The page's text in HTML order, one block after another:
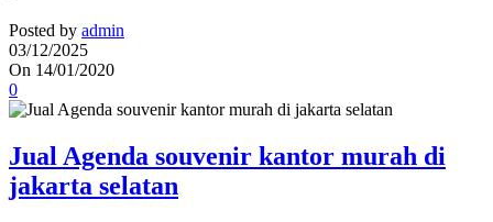
Posted by admin
03/12/2025
On 14/01/2020
0
Jual Agenda souvenir kantor murah di
jakarta selatan